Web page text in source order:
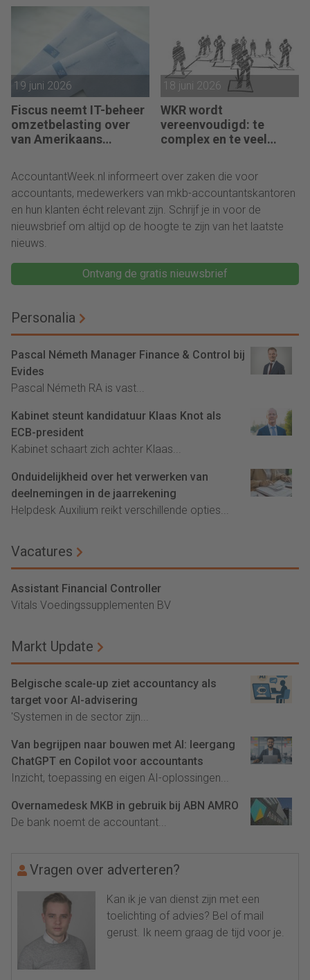
19 juni 2026
Fiscus neemt IT-beheer
omzetbelasting over
van Amerikaans
18 juni 2026
WKR wordt
vereenvoudigd: te
complex en te veel
AccountantWeek.nl informeert over zaken die voor
accountants, medewerkers van mkb-accountantskantoren
en hun klanten écht relevant zijn. Schrijf je in voor de
nieuwsbrief om altijd op de hoogte te zijn van het laatste
nieuws.
Ontvang de gratis nieuwsbrief
Personalia
Pascal Németh Manager Finance & Control bij
Evides
Pascal Németh RA is vast...
Kabinet steunt kandidatuur Klaas Knot als
ECB-president
Kabinet schaart zich achter Klaas...
Onduidelijkheid over het verwerken van
deelnemingen in de jaarrekening
Helpdesk Auxilium reikt verschillende opties...
Vacatures
Assistant Financial Controller
Vitals Voedingssupplementen BV
Markt Update
Belgische scale-up ziet accountancy als
target voor AI-advisering
'Systemen in de sector zijn...
Van begrijpen naar bouwen met AI: leergang
ChatGPT en Copilot voor accountants
Inzicht, toepassing en eigen AI-oplossingen...
Overnamedesk MKB in gebruik bij ABN AMRO
De bank noemt de accountant...
Vragen over adverteren?
Kan ik je van dienst zijn met een
toelichting of advies? Bel of mail
gerust. Ik neem graag de tijd voor je.